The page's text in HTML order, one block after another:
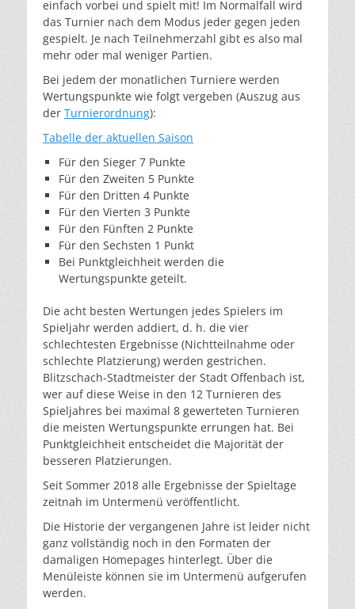
einfach vorbei und spielt mit! Im Normalfall wird
das Turnier nach dem Modus jeder gegen jeden
gespielt. Je nach Teilnehmerzahl gibt es also mal
mehr oder mal weniger Partien.
Bei jedem der monatlichen Turniere werden
Wertungspunkte wie folgt vergeben (Auszug aus
der Turnierordnung):
Tabelle der aktuellen Saison
Für den Sieger 7 Punkte
Für den Zweiten 5 Punkte
Für den Dritten 4 Punkte
Für den Vierten 3 Punkte
Für den Fünften 2 Punkte
Für den Sechsten 1 Punkt
Bei Punktgleichheit werden die
Wertungspunkte geteilt.
Die acht besten Wertungen jedes Spielers im
Spieljahr werden addiert, d. h. die vier
schlechtesten Ergebnisse (Nichtteilnahme oder
schlechte Platzierung) werden gestrichen.
Blitzschach-Stadtmeister der Stadt Offenbach ist,
wer auf diese Weise in den 12 Turnieren des
Spieljahres bei maximal 8 gewerteten Turnieren
die meisten Wertungspunkte errungen hat. Bei
Punktgleichheit entscheidet die Majorität der
besseren Platzierungen.
Seit Sommer 2018 alle Ergebnisse der Spieltage
zeitnah im Untermenü veröffentlicht.
Die Historie der vergangenen Jahre ist leider nicht
ganz vollständig noch in den Formaten der
damaligen Homepages hinterlegt. Über die
Menüleiste können sie im Untermenü aufgerufen
werden.